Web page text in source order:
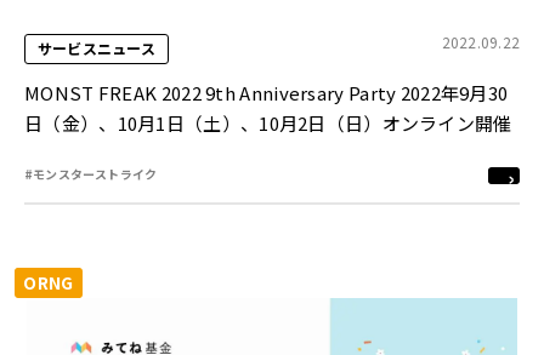
サービスニュース 2022.09.22
MONST FREAK 2022 9th Anniversary Party 2022年9月30
日（金）、10月1日（土）、10月2日（日）オンライン開催
#モンスターストライク
ORNG